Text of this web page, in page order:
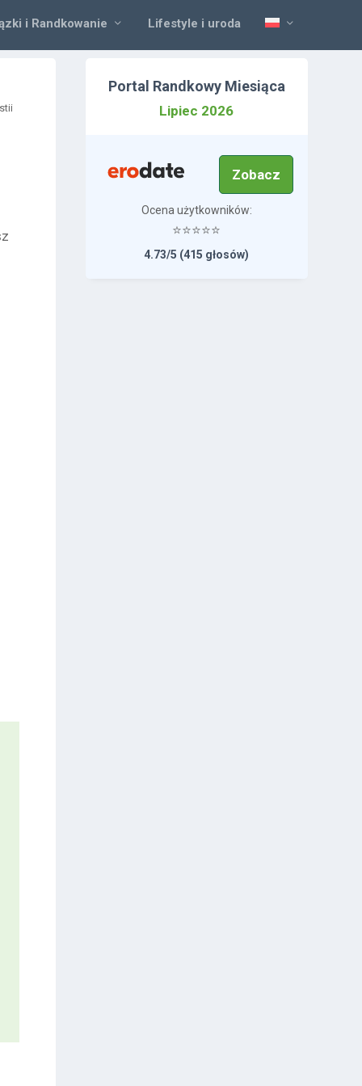
i Randkowanie Lifestyle i uroda
Portal Randkowy Miesiąca
Lipiec 2026
Zobacz
Ocena użytkowników:
⭐⭐⭐⭐⭐
4.73/5 (415 głosów)